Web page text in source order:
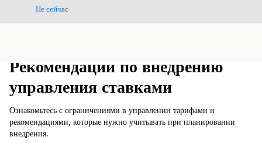
Не сейчас
Рекомендации по внедрению
управления ставками
Ознакомьтесь с ограничениями в управлении тарифами и
рекомендациями, которые нужно учитывать при планировании
внедрения.